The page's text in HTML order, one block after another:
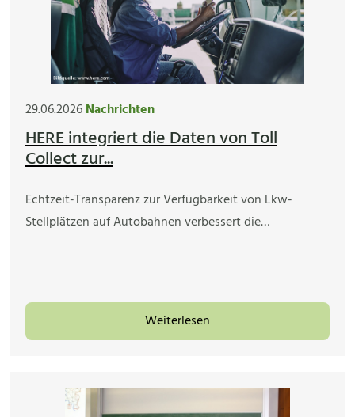
29.06.2026Nachrichten
HERE integriert die Daten von Toll
Collect zur...
Echtzeit-Transparenz zur Verfügbarkeit von Lkw-
Stellplätzen auf Autobahnen verbessert die…
Weiterlesen